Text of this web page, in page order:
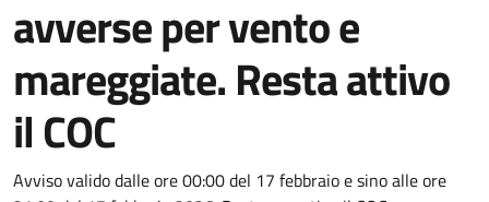
avverse per vento e
mareggiate. Resta attivo
il COC
Dettagli della notizia
Avviso valido dalle ore 00:00 del 17 febbraio e sino alle ore